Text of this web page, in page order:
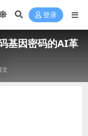
登录
基因密码的AI革
文